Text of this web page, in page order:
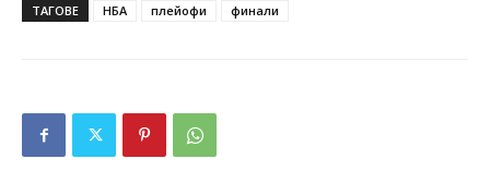
ТАГОВЕ НБА плейофи финали